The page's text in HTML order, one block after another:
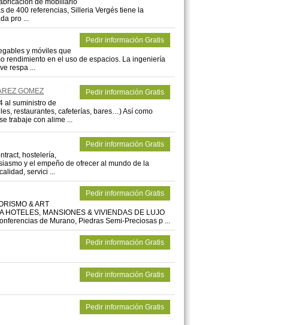
de mobiliario
de 400 referencias, Silleria Vergés tiene la
pro ...
Pedir información Gratis
y móviles que
rendimiento en el uso de espacios. La ingeniería
respa ...
GOMEZ
Pedir información Gratis
al suministro de
restaurantes, cafeterías, bares…) Así como
trabaje con alime ...
Pedir información Gratis
hostelería,
y el empeño de ofrecer al mundo de la
servici ...
Pedir información Gratis
& ART
HOTELES, MANSIONES & VIVIENDAS DE LUJO
de Murano, Piedras Semi-Preciosas p ...
Pedir información Gratis
Pedir información Gratis
Pedir información Gratis